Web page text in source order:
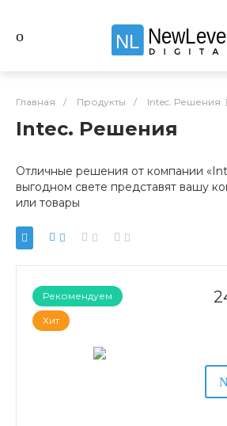
NewLevel
NL
Главная / Продукты / Intec. Решения
Intec. Решения
Отличные решения от компании
выгодном свете представят вашу
или товары
Рекомендуем
Хит